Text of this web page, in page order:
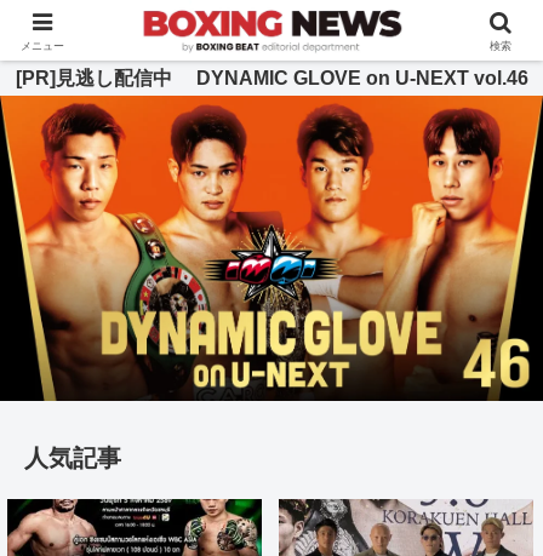
BOXING BEAT [ボクシング・ビート] 公式サイト
[PR]見逃し配信中 DYNAMIC GLOVE on U-NEXT vol.46
人気記事
メニュー 検索